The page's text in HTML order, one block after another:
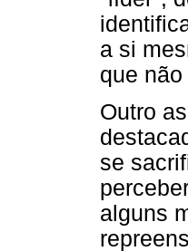
a si
que
Outro
se
alguns